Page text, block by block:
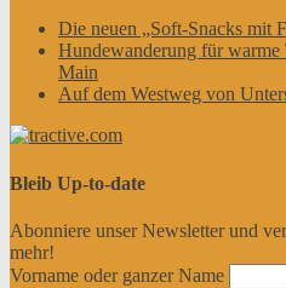
Die neuen „Soft-Snacks mit
Hundewanderung für warme
Main
Auf dem Westweg von
Bleib Up-to-date
Abonniere unser Newsletter und
mehr!
Vorname oder ganzer Name